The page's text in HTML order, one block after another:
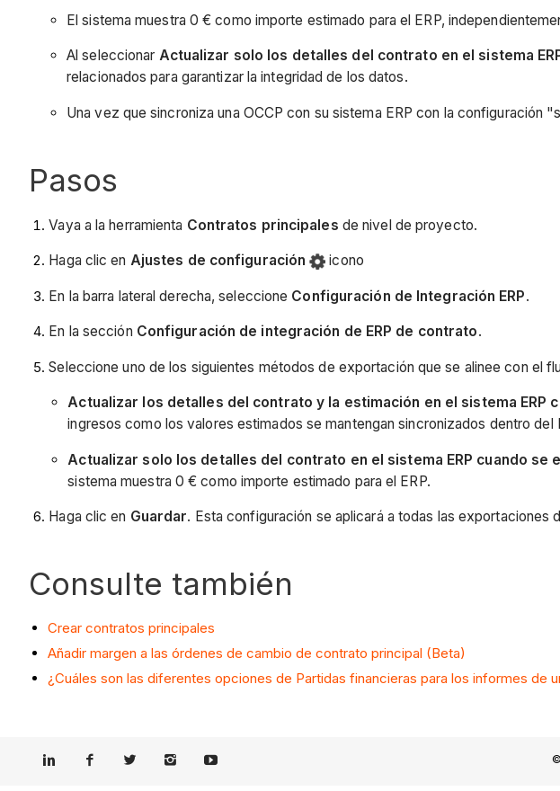
El sistema muestra 0 € como importe estimado para el ERP,
Al seleccionar Actualizar solo los detalles del contrato en el sistema
relacionados para garantizar la integridad de los datos.
Una vez que sincroniza una OCCP con su sistema ERP con la
Pasos
Vaya a la herramienta Contratos principales de nivel de proyecto.
Haga clic en Ajustes de configuración icono
En la barra lateral derecha, seleccione Configuración de Integración ERP.
En la sección Configuración de integración de ERP de contrato.
Seleccione uno de los siguientes métodos de exportación que se alinee con el
Actualizar los detalles del contrato y la estimación en el sistema ERP
ingresos como los valores estimados se mantengan sincronizados dentro del
Actualizar solo los detalles del contrato en el sistema ERP cuando se
sistema muestra 0 € como importe estimado para el ERP.
Haga clic en Guardar. Esta configuración se aplicará a todas las exportaciones
Consulte también
Crear contratos principales
Añadir margen a las órdenes de cambio de contrato principal (Beta)
¿Cuáles son las diferentes opciones de Partidas financieras para los informes de